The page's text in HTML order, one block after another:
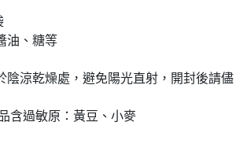
油、糖等
陰涼乾燥處，避免陽光直射，開封後請儘
含過敏原：黃豆、小麥